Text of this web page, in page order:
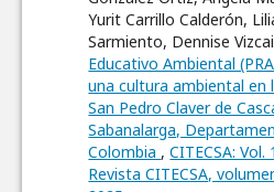
Yurit Carrillo Calderón,
Sarmiento, Dennise
Educativo Ambiental
una cultura ambiental en
San Pedro Claver de
Sabanalarga,
Colombia ,CITECSA:
Revista CITECSA,